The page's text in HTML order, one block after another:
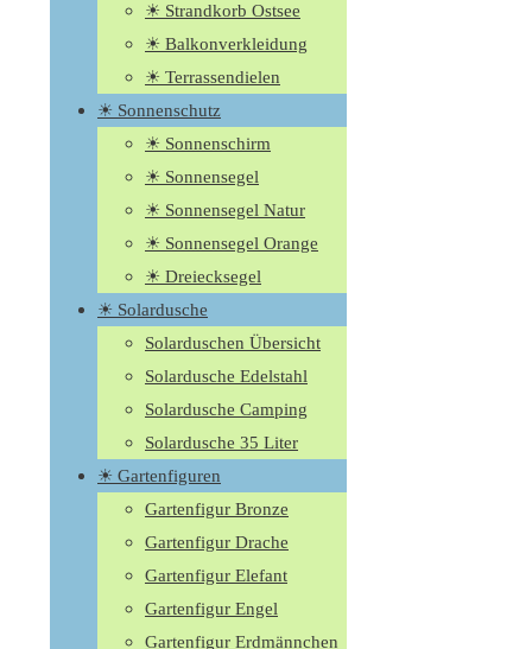
☀ Strandkorb Ostsee
☀ Balkonverkleidung
☀ Terrassendielen
☀ Sonnenschutz
☀ Sonnenschirm
☀ Sonnensegel
☀ Sonnensegel Natur
☀ Sonnensegel Orange
☀ Dreiecksegel
☀ Solardusche
Solarduschen Übersicht
Solardusche Edelstahl
Solardusche Camping
Solardusche 35 Liter
☀ Gartenfiguren
Gartenfigur Bronze
Gartenfigur Drache
Gartenfigur Elefant
Gartenfigur Engel
Gartenfigur Erdmännchen